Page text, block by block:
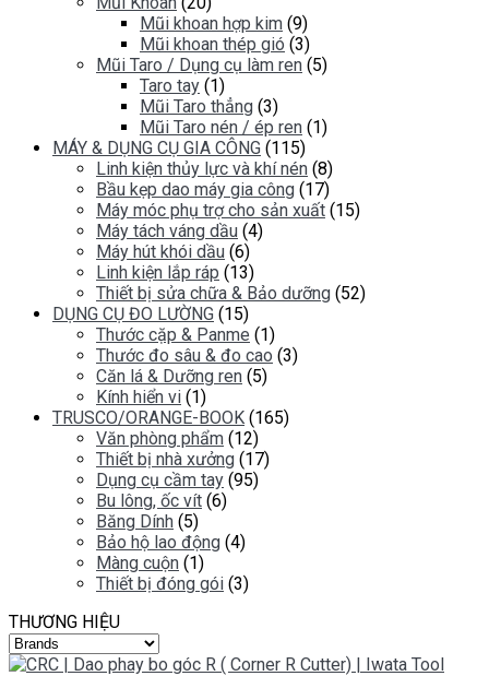
Mũi khoan hợp kim (9)
Mũi khoan thép gió (3)
Mũi Taro / Dụng cụ làm ren (5)
Taro tay (1)
Mũi Taro thẳng (3)
Mũi Taro nén / ép ren (1)
MÁY & DỤNG CỤ GIA CÔNG (115)
Linh kiện thủy lực và khí nén (8)
Bầu kẹp dao máy gia công (17)
Máy móc phụ trợ cho sản xuất (15)
Máy tách váng dầu (4)
Máy hút khói dầu (6)
Linh kiện lắp ráp (13)
Thiết bị sửa chữa & Bảo dưỡng (52)
DỤNG CỤ ĐO LƯỜNG (15)
Thước cặp & Panme (1)
Thước đo sâu & đo cao (3)
Căn lá & Dưỡng ren (5)
Kính hiển vi (1)
TRUSCO/ORANGE-BOOK (165)
Văn phòng phẩm (12)
Thiết bị nhà xưởng (17)
Dụng cụ cầm tay (95)
Bu lông, ốc vít (6)
Băng Dính (5)
Bảo hộ lao động (4)
Màng cuộn (1)
Thiết bị đóng gói (3)
THƯƠNG HIỆU